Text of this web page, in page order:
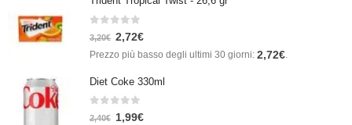
Su 5
3,20€ 2,72€
Prezzo più basso degli ultimi 30 giorni: 2,72€.
Diet Coke 330ml
Su 5
2,40€ 1,99€